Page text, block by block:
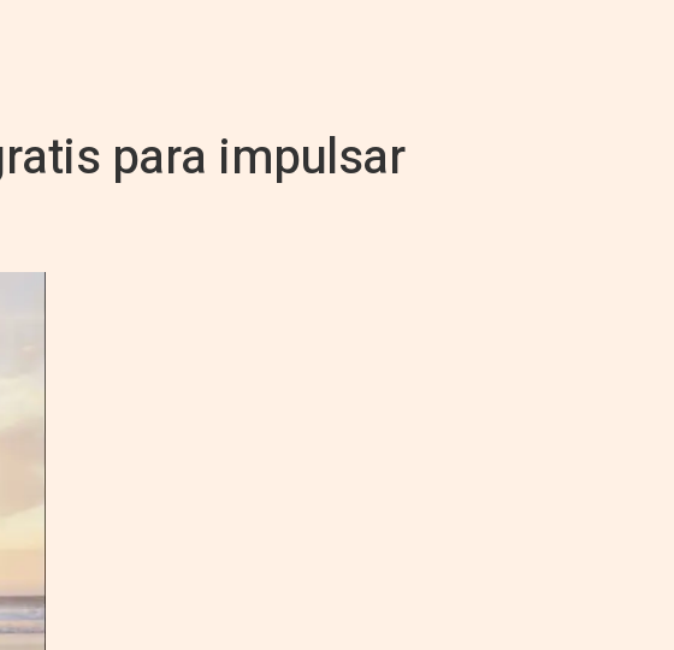
para impulsar